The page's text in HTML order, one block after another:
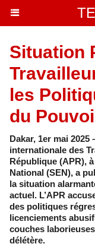
Situation
les
du
Dakar, 1er mai 2025
internationale des
République (APR),
National (SEN), a
la situation
actuel. L’APR
des politiques
licenciements
couches
délétère.